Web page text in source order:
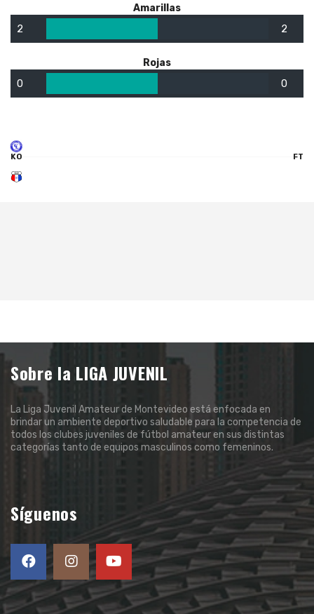
Amarillas
2 2
Rojas
0 0
KO FT
Sobre la LIGA JUVENIL
La Liga Juvenil Amateur de Montevideo está enfocada en
brindar un ambiente deportivo saludable para la competencia de
todos los clubes juveniles de fútbol amateur en sus distintas
categorías tanto de equipos masculinos como femeninos.
Síguenos